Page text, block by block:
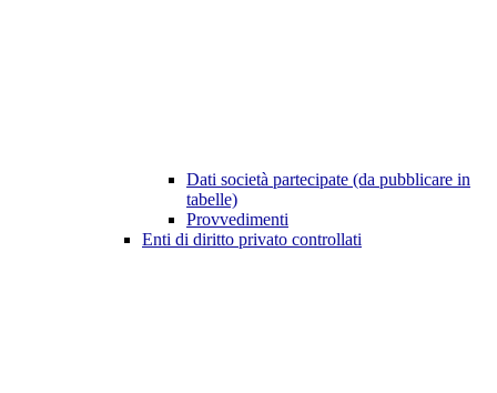
Dati società partecipate (da pubblicare in
tabelle)
Provvedimenti
Enti di diritto privato controllati